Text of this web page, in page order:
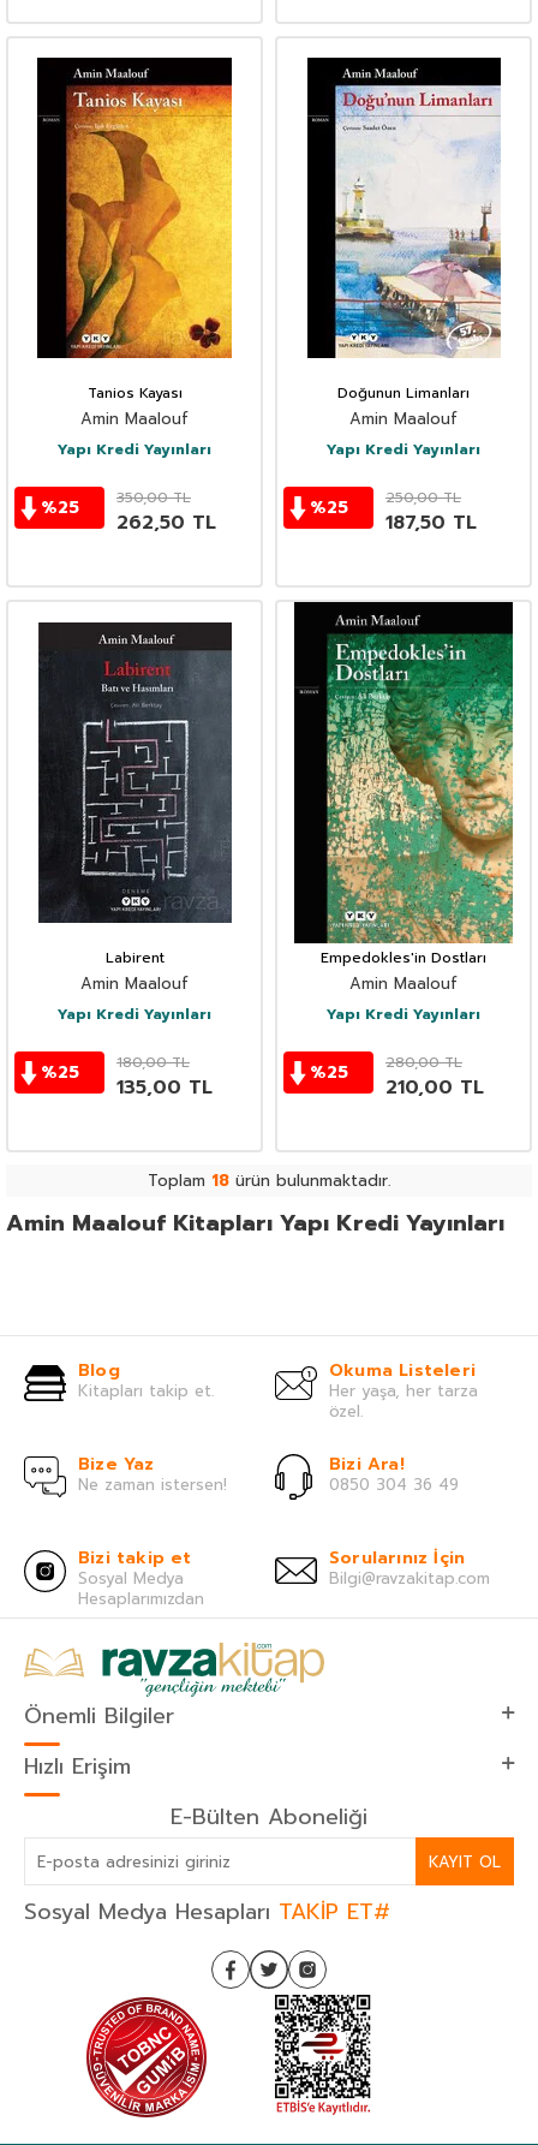
Tanios Kayası
Amin Maalouf
Yapı Kredi Yayınları
%25 350,00TL
262,50 TL
Doğunun Limanları
Amin Maalouf
Yapı Kredi Yayınları
%25 250,00TL
187,50 TL
Labirent
Amin Maalouf
Yapı Kredi Yayınları
%25 180,00TL
135,00 TL
Empedokles'in Dostları
Amin Maalouf
Yapı Kredi Yayınları
%25 280,00TL
210,00 TL
Toplam 18 ürün bulunmaktadır.
Amin Maalouf Kitapları Yapı Kredi Yayınları
Blog
Kitapları takip et.
Okuma Listeleri
Her yaşa, her tarza
özel.
Bize Yaz
Ne zaman istersen!
Bizi Ara!
0850 304 36 49
Bizi takip et
Sosyal Medya
Hesaplarımızdan
Sorularınız İçin
Bilgi@ravzakitap.com
Önemli Bilgiler
Hızlı Erişim
E-Bülten Aboneliği
KAYIT OL
Sosyal Medya Hesapları TAKİP ET#